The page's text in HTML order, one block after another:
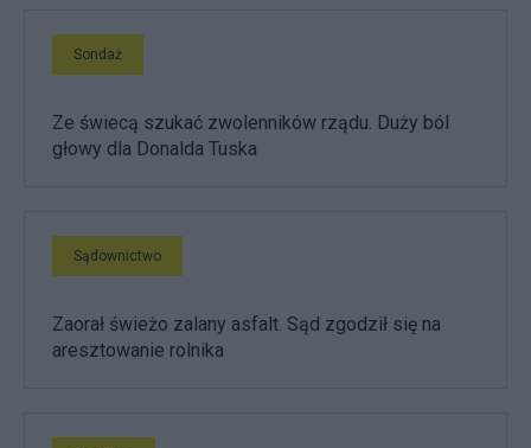
Sondaż
Ze świecą szukać zwolenników rządu. Duży ból
głowy dla Donalda Tuska
Sądownictwo
Zaorał świeżo zalany asfalt. Sąd zgodził się na
aresztowanie rolnika